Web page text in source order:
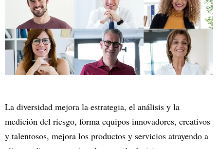
La diversidad mejora la estrategia, el análisis y la
medición del riesgo, forma equipos innovadores, creativos
y talentosos, mejora los productos y servicios atrayendo a